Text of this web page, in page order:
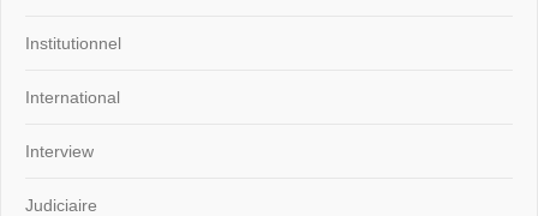
Institutionnel
International
Interview
Judiciaire